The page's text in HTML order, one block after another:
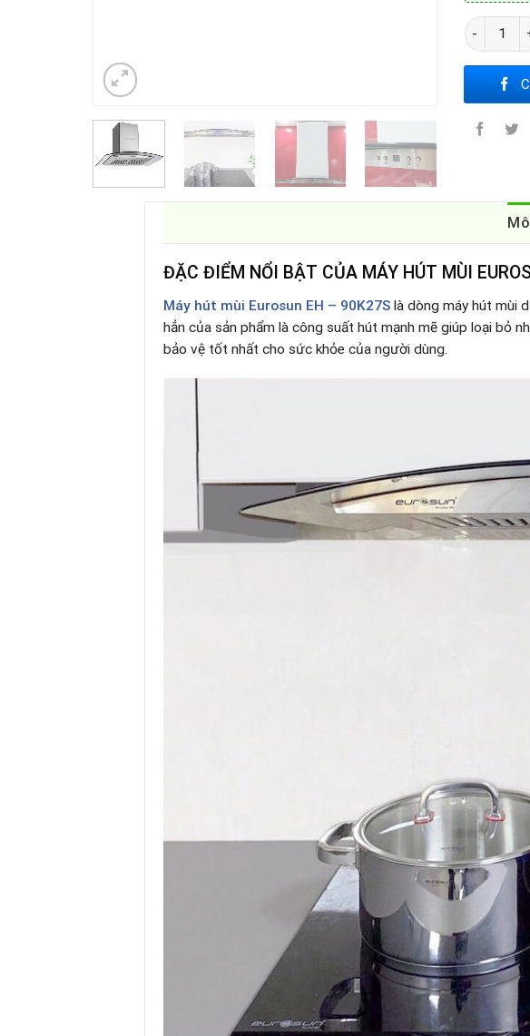
MÁY HÚT
ĐẶC ĐIỂM NỔI BẬT CỦA MÁY HÚT MÙI
Máy hút mùi Eurosun EH – 90K27S là dòng máy hút mùi
hẳn của sản phẩm là công suất hút mạnh mẽ giúp loại bỏ
bảo vệ tốt nhất cho sức khỏe của người dùng.